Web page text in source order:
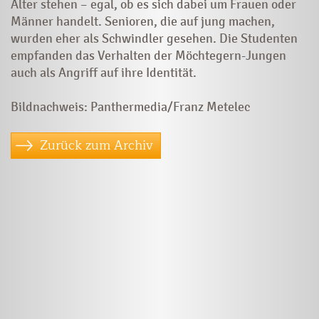
Alter stehen – egal, ob es sich dabei um Frauen oder
Männer handelt. Senioren, die auf jung machen,
wurden eher als Schwindler gesehen. Die Studenten
empfanden das Verhalten der Möchtegern-Jungen
auch als Angriff auf ihre Identität.
Bildnachweis: Panthermedia/Franz Metelec
Zurück zum Archiv